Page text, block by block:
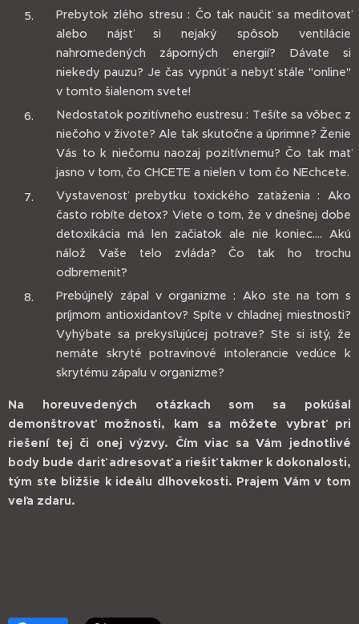
Prebytok zlého stresu : Čo tak naučiť sa meditovať
alebo nájsť si nejaký spôsob ventilácie
nahromedených záporných energií? Dávate si
niekedy pauzu? Je čas vypnúť a nebyť stále "online"
v tomto šialenom svete!
Nedostatok pozitívneho eustresu : Tešíte sa vôbec z
niečoho v živote? Ale tak skutočne a úprimne? Ženie
Vás to k niečomu naozaj pozitívnemu? Čo tak mať
jasno v tom, čo CHCETE a nielen v tom čo NEchcete.
Vystavenosť prebytku toxického zaťaženia : Ako
často robíte detox? Viete o tom, že v dnešnej dobe
detoxikácia má len začiatok ale nie koniec.... Akú
nálož Vaše telo zvláda? Čo tak ho trochu
odbremeniť?
Prebújnelý zápal v organizme : Ako ste na tom s
príjmom antioxidantov? Spíte v chladnej miestnosti?
Vyhýbate sa prekysľujúcej potrave? Ste si istý, že
nemáte skryté potravinové intolerancie vedúce k
skrytému zápalu v organizme?
Na horeuvedených otázkach som sa pokúšal
demonštrovať možnosti, kam sa môžete vybrať pri
riešení tej či onej výzvy. Čím viac sa Vám jednotlivé
body bude dariť adresovať a riešiť takmer k dokonalosti,
tým ste bližšie k ideálu dlhovekosti. Prajem Vám v tom
veľa zdaru.